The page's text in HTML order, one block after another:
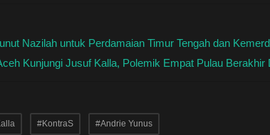
Nazilah untuk Perdamaian Timur Tengah dan
Kunjungi Jusuf Kalla, Polemik Empat Pulau Berakhir
#KontraS #Andrie Yunus